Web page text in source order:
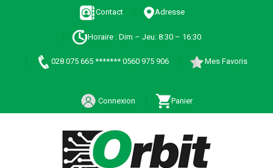
Contact Adresse
Horaire : Dim – Jeu: 8:30 – 16:30
028 075 665 ******* 0560 975 906 Mes Favoris
Connexion Panier